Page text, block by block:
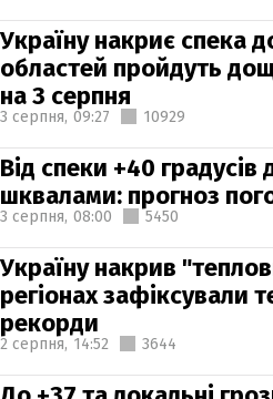
Україну накриє спека
областей пройдуть
на 3 серпня
3 серпня, 09:27 10929
Від спеки +40 градусів
шквалами: прогноз
3 серпня, 08:00 5450
Україну накрив
регіонах зафіксували
рекорди
2 серпня, 14:52 3644